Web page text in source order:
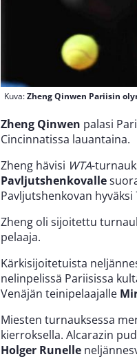
Kuva:Zheng Qinwen Pariisin
Zheng Qinwen palasi
Cincinnatissa lauantaina.
Zheng hävisi WTA-
Pavljutshenkovalle
Pavljutshenkovan hyväksi
Zheng oli sijoitettu
pelaaja.
Kärkisijoitetuista
nelinpelissä Pariisissa
Venäjän teinipelaajalle
Miesten turnauksessa
kierroksella. Alcarazin
Holger Runelle